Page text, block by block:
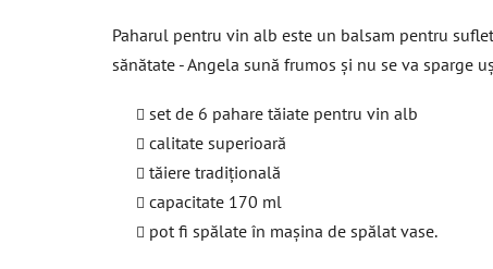
Paharul pentru vin alb este un balsam pentru
sănătate - Angela sună frumos și nu se va sparge
set de 6 pahare tăiate pentru vin alb
calitate superioară
tăiere tradițională
capacitate 170 ml
pot fi spălate în mașina de spălat vase.